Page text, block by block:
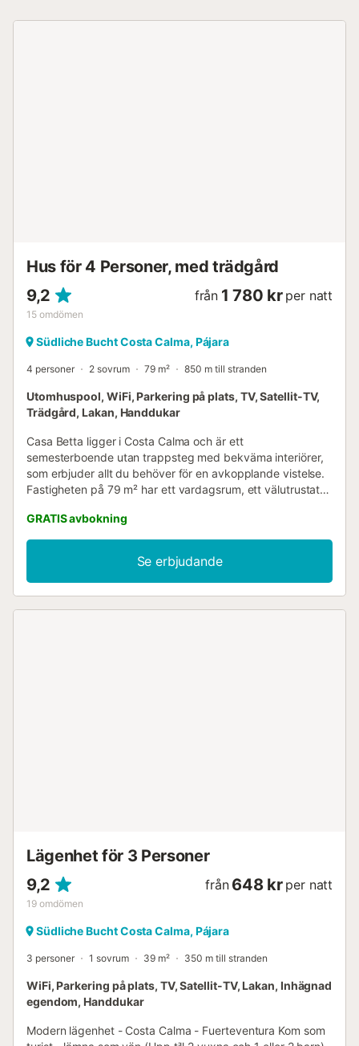
Hus för 4 Personer, med trädgård
9,2
15 omdömen
från 1 780 kr per natt
Südliche Bucht Costa Calma, Pájara
4 personer 2 sovrum 79 m² 850 m till stranden
Utomhuspool, WiFi, Parkering på plats, TV, Satellit-TV,
Trädgård, Lakan, Handdukar
Casa Betta ligger i Costa Calma och är ett
semesterboende utan trappsteg med bekväma interiörer,
som erbjuder allt du behöver för en avkopplande vistelse.
Fastigheten på 79 m² har ett vardagsrum, ett välutrustat
Bekvämligheterna inkluderar höghastighets-Wi-Fi (lämpligt
för videosamtal) med en arbetsyta för distansarbete, TV,
fläkt, tvättmaskin samt handdukar för stranden eller
poolen. En barnsäng och barnstol kan begäras. Observera
att det inte finns någon luftkonditionering. Det privata
GRATIS avbokning
Se erbjudande
Lägenhet för 3 Personer
9,2
19 omdömen
från 648 kr per natt
Südliche Bucht Costa Calma, Pájara
3 personer 1 sovrum 39 m² 350 m till stranden
WiFi, Parkering på plats, TV, Satellit-TV, Lakan, Inhägnad
egendom, Handdukar
Modern lägenhet - Costa Calma - Fuerteventura Kom som